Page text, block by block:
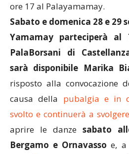
ore 17 al Palayamamay.
Sabato e domenica 28 e 29
Yamamay parteciperà al
PalaBorsani di
sarà disponibile Marika
risposto alla convocazione
causa della pubalgia e in
svolto e continuerà a
aprire le danze sabato
Bergamo e Ornavasso e, a